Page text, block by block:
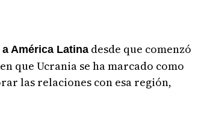
América Latinadesde que comenzó
que Ucrania se ha marcado como
las relaciones con esa región,